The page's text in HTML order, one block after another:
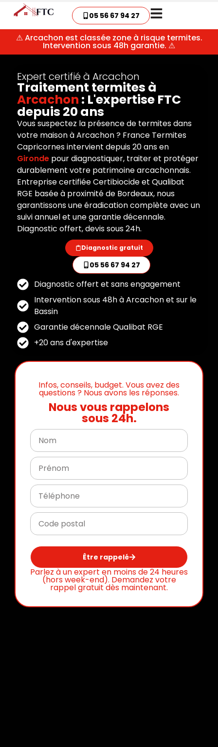
05 56 67 94 27
⚠ Arcachon est classée zone à risque termites.
Intervention sous 48h garantie. ⚠
Expert certifié à Arcachon
Traitement termites à
Arcachon : L'expertise FTC
depuis 20 ans
Vous suspectez la présence de termites dans
votre maison à Arcachon ? France Termites
Capricornes intervient depuis 20 ans en
Gironde pour diagnostiquer, traiter et protéger
durablement votre patrimoine arcachonnais.
Entreprise certifiée Certibiocide et Qualibat
RGE basée à proximité de Bordeaux, nous
garantissons une éradication complète avec un
suivi annuel et une garantie décennale.
Diagnostic offert, devis sous 24h.
Diagnostic gratuit
05 56 67 94 27
Diagnostic offert et sans engagement
Intervention sous 48h à Arcachon et sur le
Bassin
Garantie décennale Qualibat RGE
+20 ans d'expertise
Infos, conseils, budget. Vous avez des
questions ? Nous avons les réponses.
Nous vous rappelons
sous 24h.
Être rappelé
Parlez à un expert en moins de 24 heures
(hors week-end). Demandez votre
rappel gratuit dès maintenant.